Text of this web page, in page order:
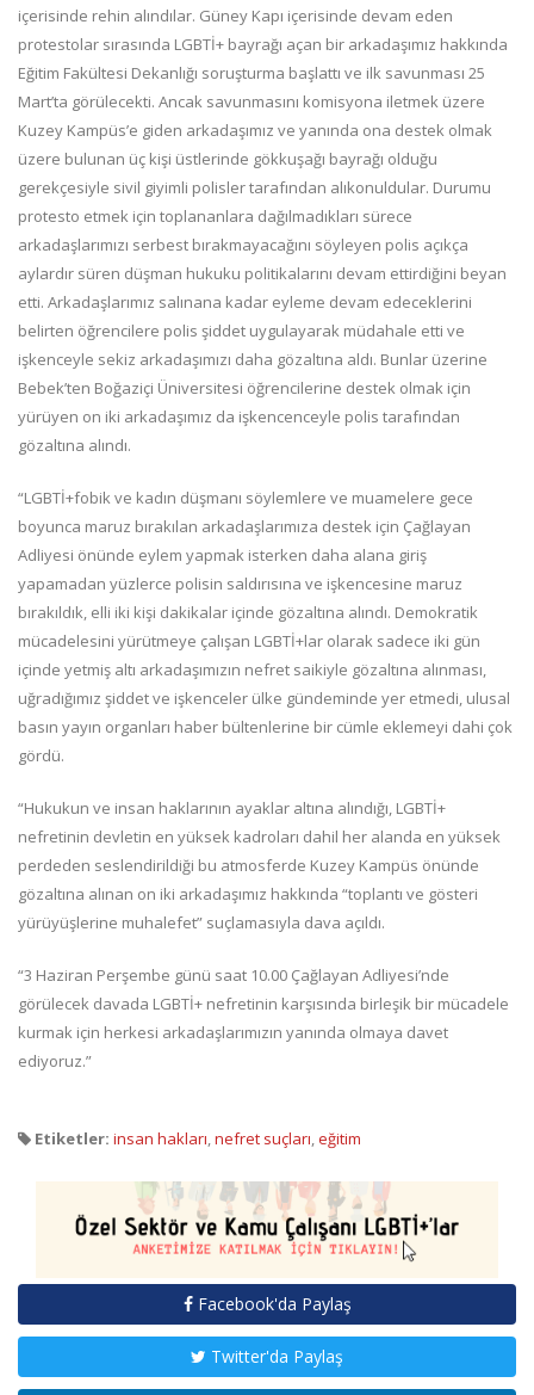
içerisinde rehin alındılar. Güney Kapı içerisinde devam eden
protestolar sırasında LGBTİ+ bayrağı açan bir arkadaşımız hakkında
Eğitim Fakültesi Dekanlığı soruşturma başlattı ve ilk savunması 25
Mart’ta görülecekti. Ancak savunmasını komisyona iletmek üzere
Kuzey Kampüs’e giden arkadaşımız ve yanında ona destek olmak
üzere bulunan üç kişi üstlerinde gökkuşağı bayrağı olduğu
gerekçesiyle sivil giyimli polisler tarafından alıkonuldular. Durumu
protesto etmek için toplananlara dağılmadıkları sürece
arkadaşlarımızı serbest bırakmayacağını söyleyen polis açıkça
aylardır süren düşman hukuku politikalarını devam ettirdiğini beyan
etti. Arkadaşlarımız salınana kadar eyleme devam edeceklerini
belirten öğrencilere polis şiddet uygulayarak müdahale etti ve
işkenceyle sekiz arkadaşımızı daha gözaltına aldı. Bunlar üzerine
Bebek’ten Boğaziçi Üniversitesi öğrencilerine destek olmak için
yürüyen on iki arkadaşımız da işkencenceyle polis tarafından
gözaltına alındı.
“LGBTİ+fobik ve kadın düşmanı söylemlere ve muamelere gece
boyunca maruz bırakılan arkadaşlarımıza destek için Çağlayan
Adliyesi önünde eylem yapmak isterken daha alana giriş
yapamadan yüzlerce polisin saldırısına ve işkencesine maruz
bırakıldık, elli iki kişi dakikalar içinde gözaltına alındı. Demokratik
mücadelesini yürütmeye çalışan LGBTİ+lar olarak sadece iki gün
içinde yetmiş altı arkadaşımızın nefret saikiyle gözaltına alınması,
uğradığımız şiddet ve işkenceler ülke gündeminde yer etmedi, ulusal
basın yayın organları haber bültenlerine bir cümle eklemeyi dahi çok
gördü.
“Hukukun ve insan haklarının ayaklar altına alındığı, LGBTİ+
nefretinin devletin en yüksek kadroları dahil her alanda en yüksek
perdeden seslendirildiği bu atmosferde Kuzey Kampüs önünde
gözaltına alınan on iki arkadaşımız hakkında “toplantı ve gösteri
yürüyüşlerine muhalefet” suçlamasıyla dava açıldı.
“3 Haziran Perşembe günü saat 10.00 Çağlayan Adliyesi’nde
görülecek davada LGBTİ+ nefretinin karşısında birleşik bir mücadele
kurmak için herkesi arkadaşlarımızın yanında olmaya davet
ediyoruz.”
Etiketler: insan hakları,nefret suçları,eğitim
Facebook'da Paylaş
Twitter'da Paylaş